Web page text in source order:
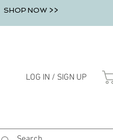
SHOP NOW >>
LOG IN / SIGN UP